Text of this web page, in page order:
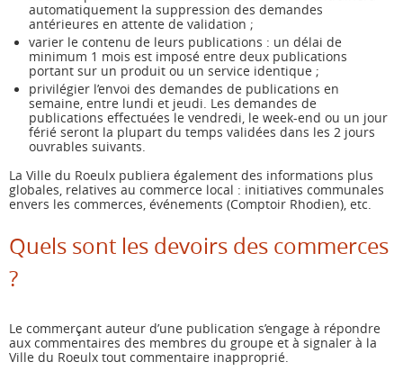
automatiquement la suppression des demandes
antérieures en attente de validation ;
varier le contenu de leurs publications : un délai de
minimum 1 mois est imposé entre deux publications
portant sur un produit ou un service identique ;
privilégier l’envoi des demandes de publications en
semaine, entre lundi et jeudi. Les demandes de
publications effectuées le vendredi, le week-end ou un jour
férié seront la plupart du temps validées dans les 2 jours
ouvrables suivants.
La Ville du Roeulx publiera également des informations plus
globales, relatives au commerce local : initiatives communales
envers les commerces, événements (Comptoir Rhodien), etc.
Quels sont les devoirs des commerces
?
Le commerçant auteur d’une publication s’engage à répondre
aux commentaires des membres du groupe et à signaler à la
Ville du Roeulx tout commentaire inapproprié.